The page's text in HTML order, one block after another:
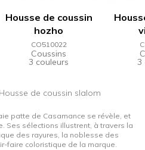
Housse de coussin
hozho
CO510022
Coussins
3 couleurs 3
Housse de coussin slalom
patte de Casamance se révèle, et
Ses sélections illustrent, à travers la
des rayures, la noblesse des
faire coloristique de la marque.